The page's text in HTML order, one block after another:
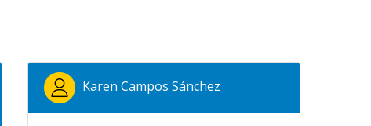
Karen Campos Sánchez